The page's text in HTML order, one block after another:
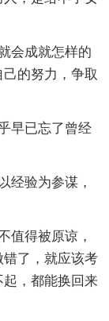
会成就怎样的
的努力，争取
早已忘了曾经
经验为参谋，
值得被原谅，
了，就应该考
，都能换回来